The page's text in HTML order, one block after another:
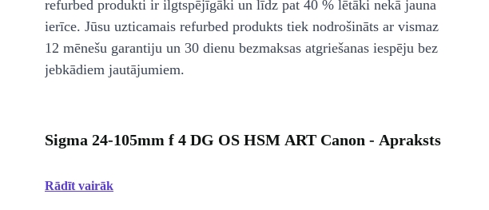
refurbed produkti ir ilgtspējīgāki un līdz pat 40 % lētāki nekā jauna
ierīce. Jūsu uzticamais refurbed produkts tiek nodrošināts ar vismaz
12 mēnešu garantiju un 30 dienu bezmaksas atgriešanas iespēju bez
jebkādiem jautājumiem.
Sigma 24-105mm f 4 DG OS HSM ART Canon - Apraksts
Rādīt vairāk